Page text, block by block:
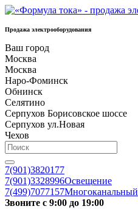
Продажа электрооборудования
Ваш город
Москва
Москва
Наро-Фоминск
Обнинск
Селятино
Серпухов Борисовское шоссе
Серпухов ул.Новая
Чехов
7(901)3820177
7(901)3328996Освещение
7(499)7077157Многоканальный
Звоните с 9:00 до 19:00